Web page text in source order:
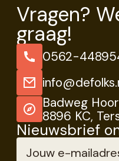
Vragen?
graag!
0562-
Badweg
8896 KC,
Nieuwsbrief